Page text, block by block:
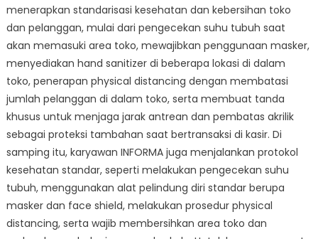
menerapkan standarisasi kesehatan dan kebersihan toko
dan pelanggan, mulai dari pengecekan suhu tubuh saat
akan memasuki area toko, mewajibkan penggunaan masker,
menyediakan hand sanitizer di beberapa lokasi di dalam
toko, penerapan physical distancing dengan membatasi
jumlah pelanggan di dalam toko, serta membuat tanda
khusus untuk menjaga jarak antrean dan pembatas akrilik
sebagai proteksi tambahan saat bertransaksi di kasir. Di
samping itu, karyawan INFORMA juga menjalankan protokol
kesehatan standar, seperti melakukan pengecekan suhu
tubuh, menggunakan alat pelindung diri standar berupa
masker dan face shield, melakukan prosedur physical
distancing, serta wajib membersihkan area toko dan